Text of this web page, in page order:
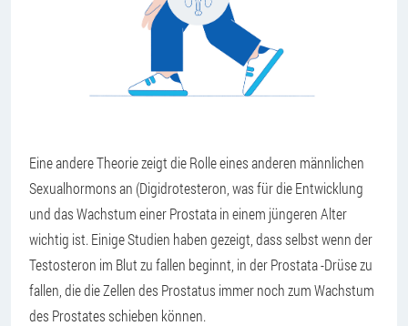
Eine andere Theorie zeigt die Rolle eines anderen männlichen
Sexualhormons an (Digidrotesteron, was für die Entwicklung
und das Wachstum einer Prostata in einem jüngeren Alter
wichtig ist. Einige Studien haben gezeigt, dass selbst wenn der
Testosteron im Blut zu fallen beginnt, in der Prostata -Drüse zu
fallen, die die Zellen des Prostatus immer noch zum Wachstum
des Prostates schieben können.